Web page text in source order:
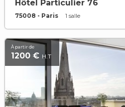
Hôtel Particulier 76
75008 - Paris 1 salle
À partir de
1200 € H.T